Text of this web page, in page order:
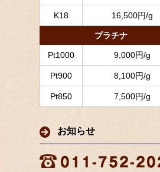
K18 16,500円/g
プラチナ
Pt1000 9,000円/g
Pt900 8,100円/g
Pt850 7,500円/g
お知らせ